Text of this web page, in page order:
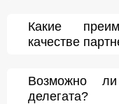
Какие
качестве
Возможно
делегата?